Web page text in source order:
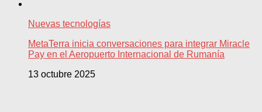
Nuevas tecnologías
MetaTerra inicia conversaciones para integrar Miracle
Pay en el Aeropuerto Internacional de Rumanía
13 octubre 2025